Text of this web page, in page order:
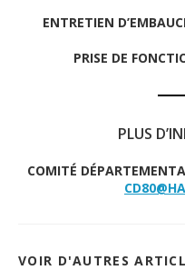
ENTRETIEN
PRISE DE
PLUS
COMITÉ
VOIR D'AUTRES